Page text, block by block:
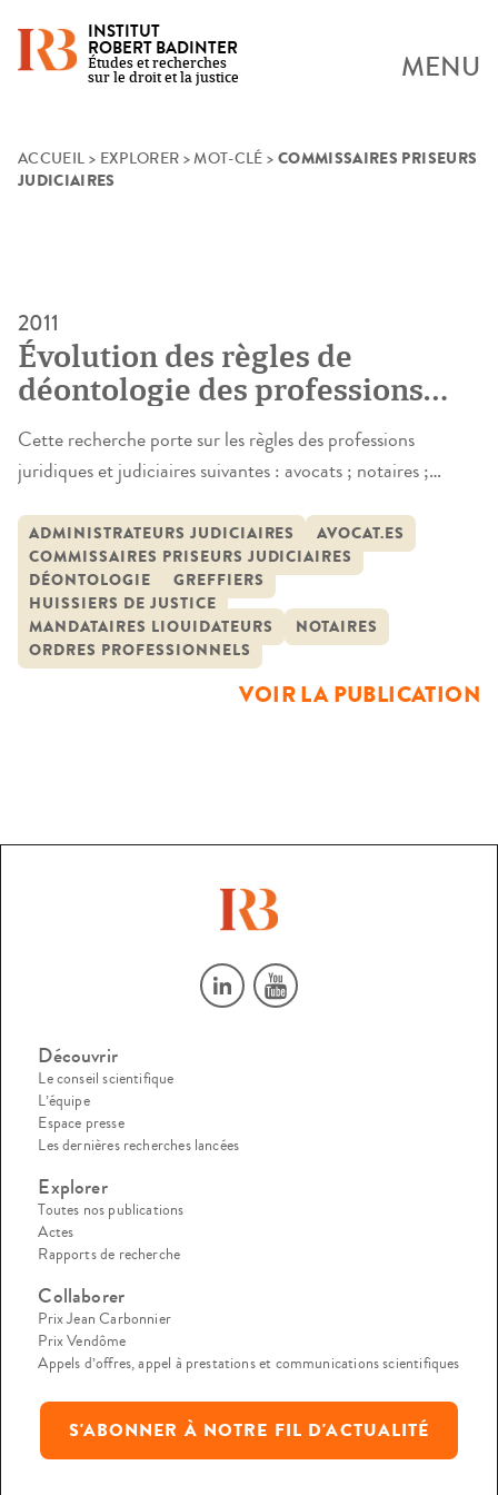
Skip
INSTITUT
ROBERT BADINTER
Études et recherches
sur le droit et la justice
MENU
ACCUEIL > EXPLORER >MOT-CLÉ > COMMISSAIRES PRISEURS
JUDICIAIRES
2011
Évolution des règles de
déontologie des professions
juridiques et judiciaires
Cette recherche porte sur les règles des professions
juridiques et judiciaires suivantes : avocats ; notaires ;
judiciaires ; avocats aux conseils ; administrateurs
judiciaires et mandataires liquidateurs. La diversité
constatée des normes correspond à la spécificité des
métiers des professionnels du droit. Cette variété des
normes […]
ADMINISTRATEURS JUDICIAIRES
AVOCAT.ES
COMMISSAIRES PRISEURS JUDICIAIRES
DÉONTOLOGIE
GREFFIERS
HUISSIERS DE JUSTICE
MANDATAIRES LIQUIDATEURS
NOTAIRES
ORDRES PROFESSIONNELS
VOIR LA PUBLICATION
Découvrir
Le conseil scientifique
L’équipe
Espace presse
Les dernières recherches lancées
Explorer
Toutes nos publications
Actes
Rapports de recherche
Collaborer
Prix Jean Carbonnier
Prix Vendôme
Appels d’offres, appel à prestations et communications scientifiques
S'ABONNER À NOTRE FIL D'ACTUALITÉ